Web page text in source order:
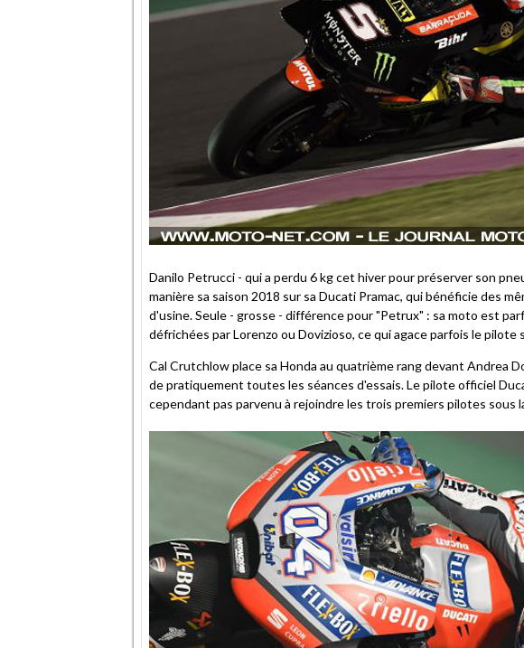
Danilo Petrucci - qui a perdu 6 kg cet hiver pour préserver son
manière sa saison 2018 sur sa Ducati Pramac, qui bénéficie des
d'usine. Seule - grosse - différence pour "Petrux" : sa moto est
défrichées par Lorenzo ou Dovizioso, ce qui agace parfois le pilote
Cal Crutchlow place sa Honda au quatrième rang devant Andrea
de pratiquement toutes les séances d'essais. Le pilote officiel
cependant pas parvenu à rejoindre les trois premiers pilotes sous